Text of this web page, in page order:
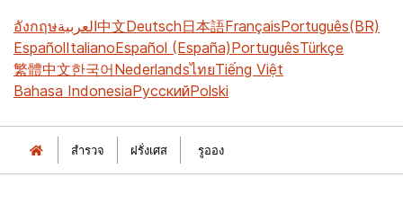
อังกฤษالعربية中文Deutsch日本語FrançaisPortuguês(BR)
EspañolItalianoEspañol (España)PortuguêsTürkçe
繁體中文한국어NederlandsไทยTiếng Việt
Bahasa IndonesiaРусскийPolski
สำรวจ ฝรั่งเศส รูออง